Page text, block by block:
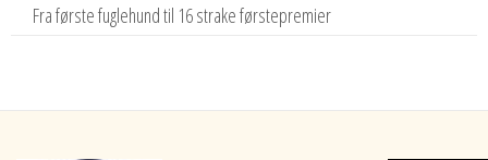
Fra første fuglehund til 16 strake førstepremier